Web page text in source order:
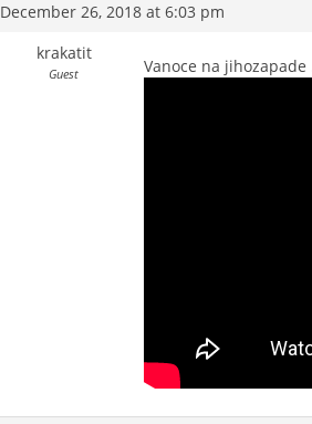
December 26, 2018 at 6:03 pm
krakatit
Guest Vanoce na jihozapade